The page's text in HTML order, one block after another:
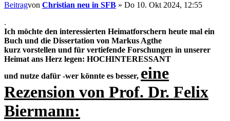
Beitragvon Christian neu in SFB » Do 10. Okt 2024, 12:55
.
Ich möchte den interessierten Heimatforschern heute mal ein
Buch und die Dissertation von Markus Agthe
kurz vorstellen und für vertiefende Forschungen in unserer
Heimat ans Herz legen: HOCHINTERESSANT
und nutze dafür -wer könnte es besser, eine
Rezension von Prof. Dr. Felix
Biermann: